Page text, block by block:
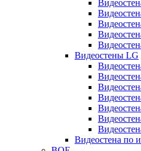
Видеостены LG
Видеостена по